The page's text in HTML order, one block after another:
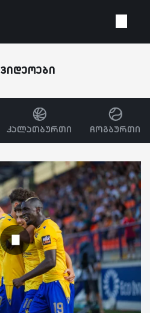
ვიდეოები
კალათბურთი ჩოგბურთი